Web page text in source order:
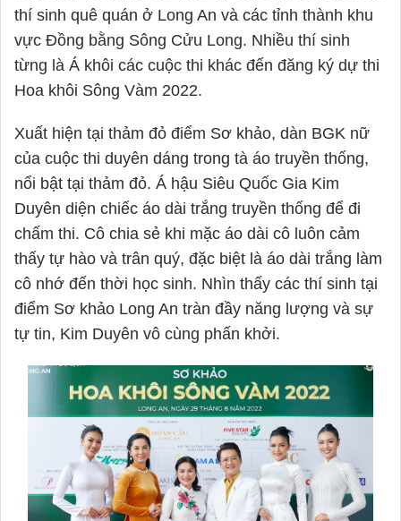
thí sinh quê quán ở Long An và các tỉnh thành khu
vực Đồng bằng Sông Cửu Long. Nhiều thí sinh
từng là Á khôi các cuộc thi khác đến đăng ký dự thi
Hoa khôi Sông Vàm 2022.
Xuất hiện tại thảm đỏ điểm Sơ khảo, dàn BGK nữ
của cuộc thi duyên dáng trong tà áo truyền thống,
nổi bật tại thảm đỏ. Á hậu Siêu Quốc Gia Kim
Duyên diện chiếc áo dài trắng truyền thống để đi
chấm thi. Cô chia sẻ khi mặc áo dài cô luôn cảm
thấy tự hào và trân quý, đặc biệt là áo dài trắng làm
cô nhớ đến thời học sinh. Nhìn thấy các thí sinh tại
điểm Sơ khảo Long An tràn đầy năng lượng và sự
tự tin, Kim Duyên vô cùng phấn khởi.